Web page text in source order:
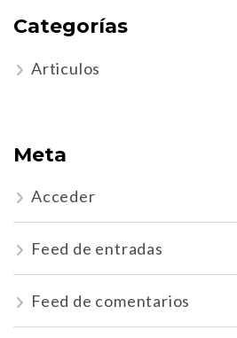
Categorías
Articulos
Meta
Acceder
Feed de entradas
Feed de comentarios